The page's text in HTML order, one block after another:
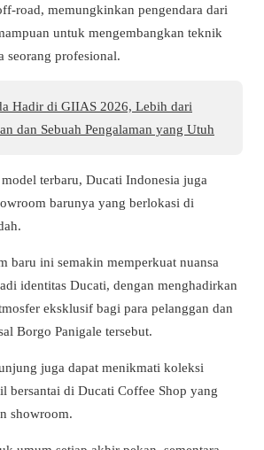
road, memungkinkan pengendara dari
untuk mengembangkan teknik
seorang profesional.
Hadir di GIIAS 2026, Lebih dari
dan Sebuah Pengalaman yang Utuh
terbaru, Ducati Indonesia juga
barunya yang berlokasi di
baru ini semakin memperkuat nuansa
identitas Ducati, dengan menghadirkan
eksklusif bagi para pelanggan dan
Borgo Panigale tersebut.
juga dapat menikmati koleksi
bersantai di Ducati Coffee Shop yang
showroom.